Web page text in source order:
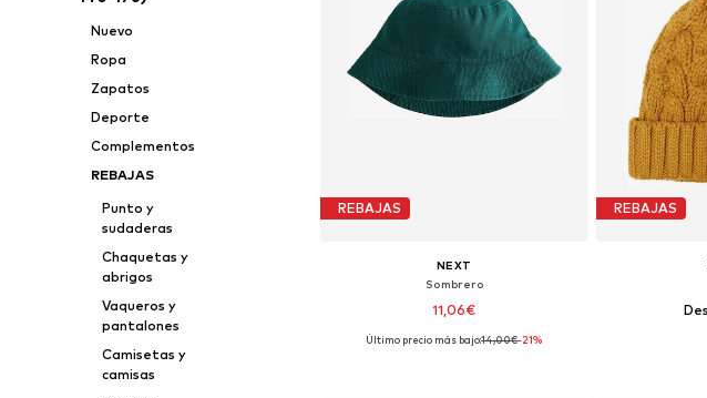
Nuevo
Ropa
Zapatos
Deporte
Complementos
REBAJAS
Punto y
sudaderas
Chaquetas y
abrigos
Vaqueros y
pantalones
Camisetas y
camisas
REBAJAS
NEXT
Sombrero
11,06€
+1
Tallas disponibles: 55-56
Último precio más bajo:14,00€-21%
REBAJAS